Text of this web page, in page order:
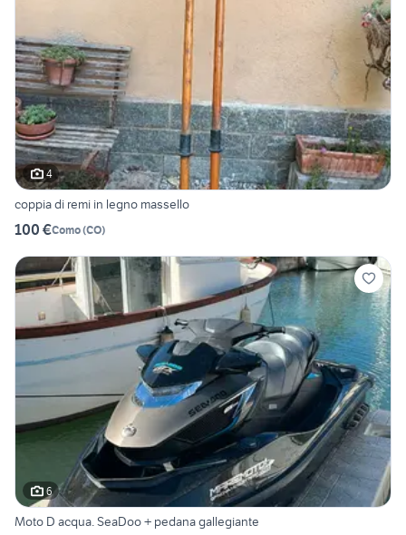
4
coppia di remi in legno massello
100 €Como(CO)
6
Moto D acqua. SeaDoo + pedana gallegiante